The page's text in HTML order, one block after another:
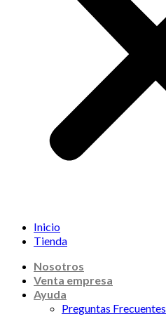
Inicio
Tienda
Nosotros
Venta empresa
Ayuda
Preguntas Frecuentes